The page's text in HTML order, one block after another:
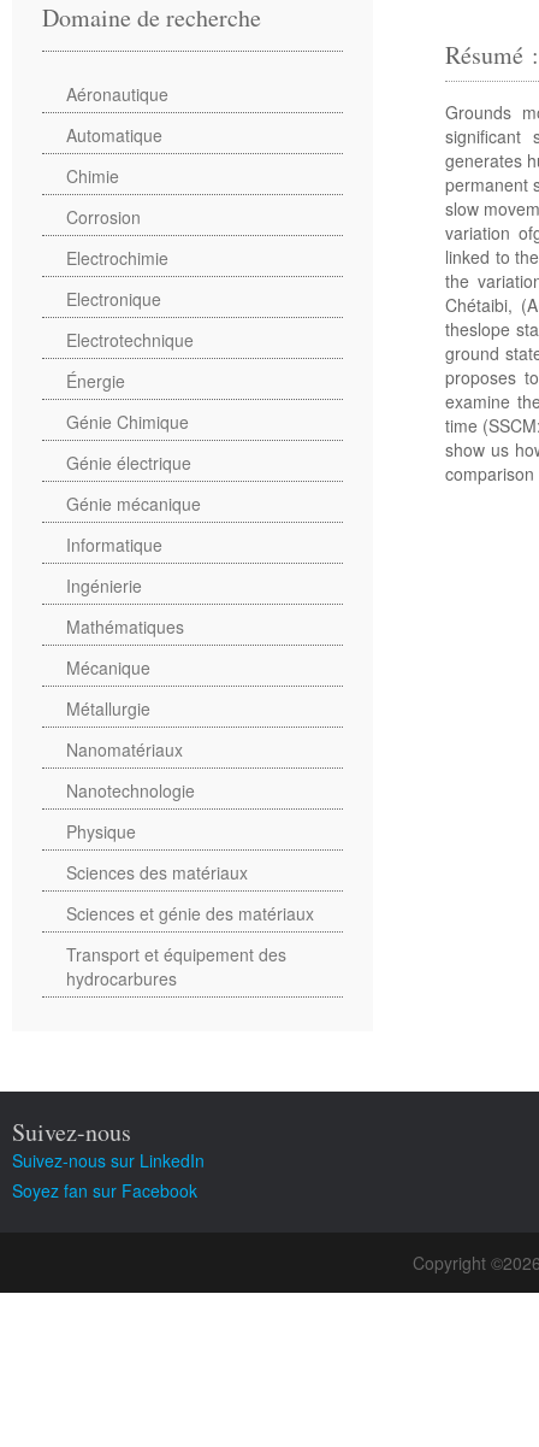
Grounds
significant
generates
permanent
slow
variation
linked to
the
Chétaibi,
theslope
ground
proposes
examine
time
show us
Domaine de recherche
Aéronautique
Automatique
Chimie
Corrosion
Electrochimie
Electronique
Electrotechnique
Énergie
Génie Chimique
Génie électrique
Génie mécanique
Informatique
Ingénierie
Mathématiques
Mécanique
Métallurgie
Nanomatériaux
Nanotechnologie
Physique
Sciences des matériaux
Sciences et génie des matériaux
Transport et équipement des
hydrocarbures
Suivez-nous
Suivez-nous sur LinkedIn
Soyez fan sur Facebook
Copyright